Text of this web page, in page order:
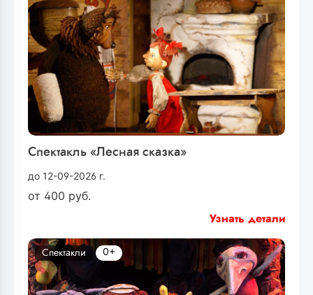
Спектакль «Лесная сказка»
до 12-09-2026 г.
от 400 руб.
Узнать детали
Спектакли 0+